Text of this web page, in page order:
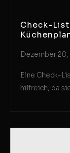
Check-
Dezember 20,
Eine Check-
hilfreich, da